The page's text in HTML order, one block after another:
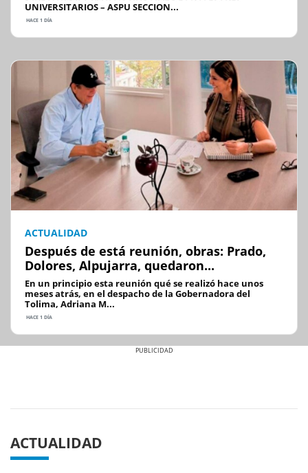
UNIVERSITARIOS – ASPU SECCION...
HACE 1 DÍA
ACTUALIDAD
Después de está reunión, obras: Prado,
Dolores, Alpujarra, quedaron...
En un principio esta reunión qué se realizó hace unos
meses atrás, en el despacho de la Gobernadora del
Tolima, Adriana M...
HACE 1 DÍA
ACTUALIDAD